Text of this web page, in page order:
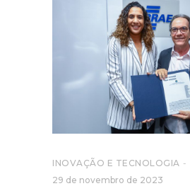
INOVAÇÃO E TECNOLOGIA
29 de novembro de 2023